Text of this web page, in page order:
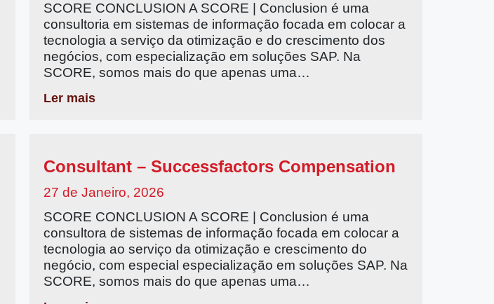
SCORE CONCLUSION A SCORE | Conclusion é uma
consultoria em sistemas de informação focada em colocar a
tecnologia a serviço da otimização e do crescimento dos
negócios, com especialização em soluções SAP. Na
SCORE, somos mais do que apenas uma…
Ler mais
Consultant – Successfactors Compensation
27 de Janeiro, 2026
SCORE CONCLUSION A SCORE | Conclusion é uma
consultora de sistemas de informação focada em colocar a
tecnologia ao serviço da otimização e crescimento do
negócio, com especial especialização em soluções SAP. Na
SCORE, somos mais do que apenas uma…